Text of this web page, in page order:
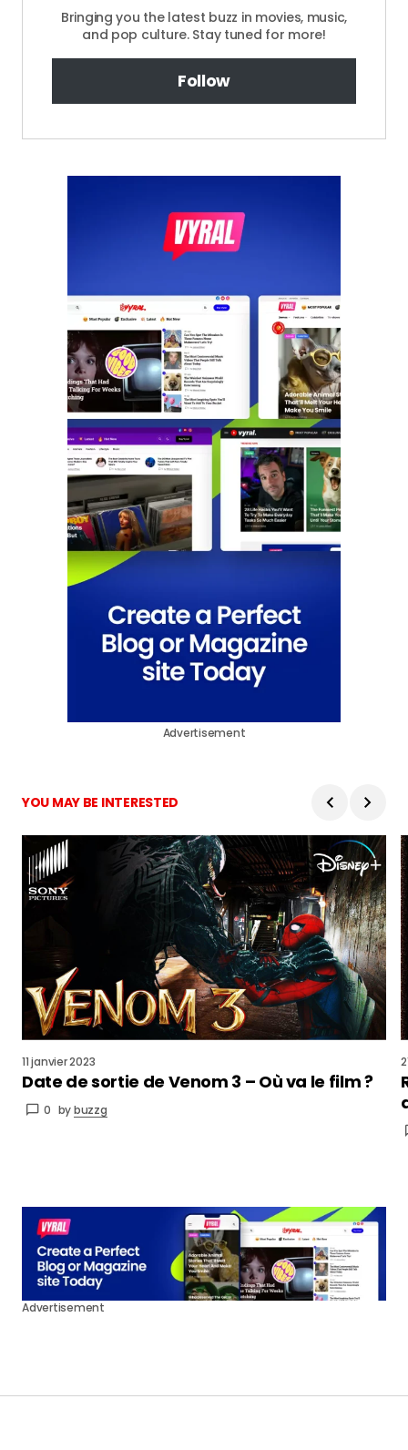
Bringing you the latest buzz in movies, music,
and pop culture. Stay tuned for more!
Follow
Advertisement
YOU MAY BE INTERESTED
11 janvier 2023
Date de sortie de Venom 3 – Où va le film ?
0 bybuzzg
Advertisement